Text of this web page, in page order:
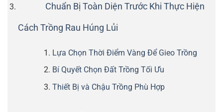
Chuẩn Bị Toàn Diện Trước Khi Thực Hiện
Cách Trồng Rau Húng Lủi
Lựa Chọn Thời Điểm Vàng Để Gieo Trồng
Bí Quyết Chọn Đất Trồng Tối Ưu
Thiết Bị và Chậu Trồng Phù Hợp